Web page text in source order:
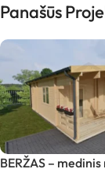
Panašūs
BERŽAS – medinis